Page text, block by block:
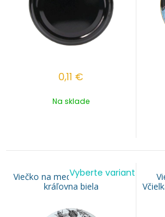
0,11 €
Na sklade
Viečko na med TO 82 - Včelia
kráľovna biela
Vyberte variant